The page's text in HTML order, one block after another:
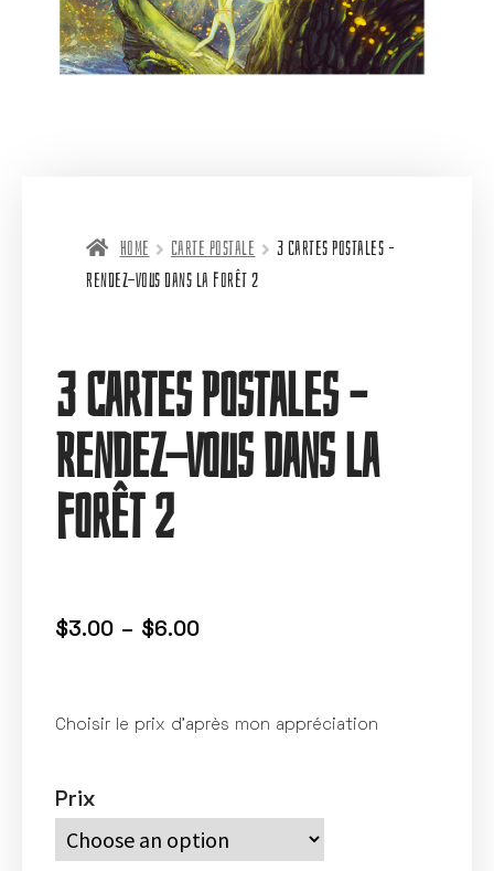
Home Carte postale
3 Cartes Postales –
Rendez-vous dans la forêt 2
3 Cartes Postales –
Rendez-vous dans la
forêt 2
$3.00 – $6.00
Choisir le prix d’après mon appréciation
Prix